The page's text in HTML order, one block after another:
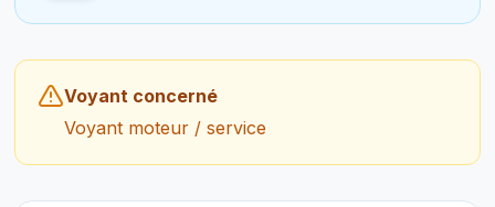
Voyant concerné
Voyant moteur / service